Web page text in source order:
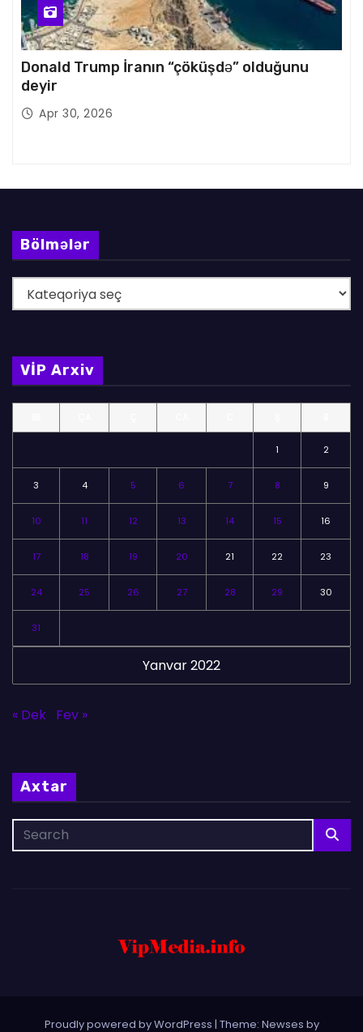
Donald Trump İranın “çöküşdə” olduğunu
deyir
Apr 30, 2026
Bölmələr
ö
m
l
VİP Arxiv
Yanvar 2022
1 2
3 4 5 6 7 8 9
10 11 12 13 14 15 16
17 18 19 20 21 22 23
24 25 26 27 28 29 30
31
« Dek Fev »
Axtar
Proudly powered by WordPress | Theme: Newses by